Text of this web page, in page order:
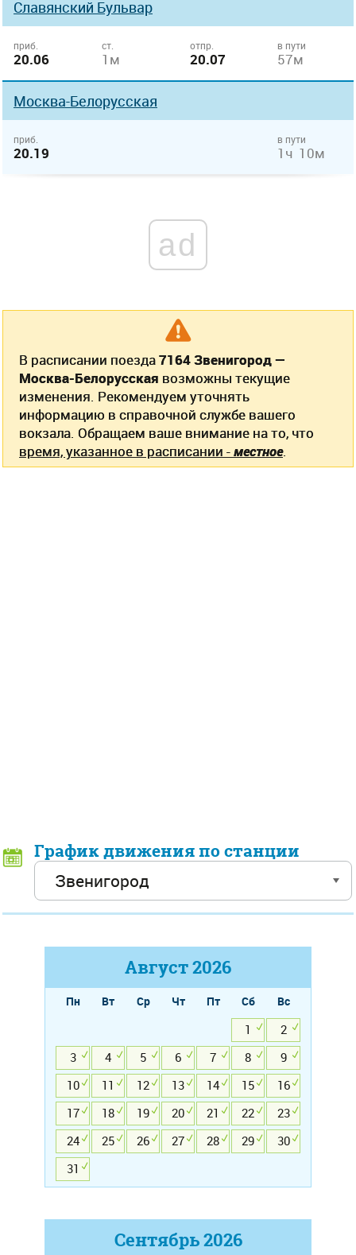
Славянский Бульвар
приб.
20.06
ст.
1м
отпр.
20.07
в пути
57м
Москва-Белорусская
приб.
20.19
в пути
1ч 10м
ad
В расписании поезда7164 Звенигород —
Москва-Белорусская возможны текущие
изменения. Рекомендуем уточнять
информацию в справочной службе вашего
вокзала. Обращаем ваше внимание на то, что
время, указанное в расписании -местное.
График движения по станции
Август2026
Пн Вт Ср Чт Пт Сб
Вс
1
2
3
4 5 6 7 8
9
10
11 12 13 14 15
16
17
18 19 20 21 22
23
24
25 26 27 28 29
30
31
Сентябрь2026